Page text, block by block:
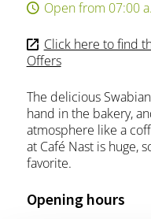
Open from 07:00
Click here to find
Offers
The delicious
hand in the bakery,
atmosphere like a
at Café Nast is huge,
favorite.
Opening hours